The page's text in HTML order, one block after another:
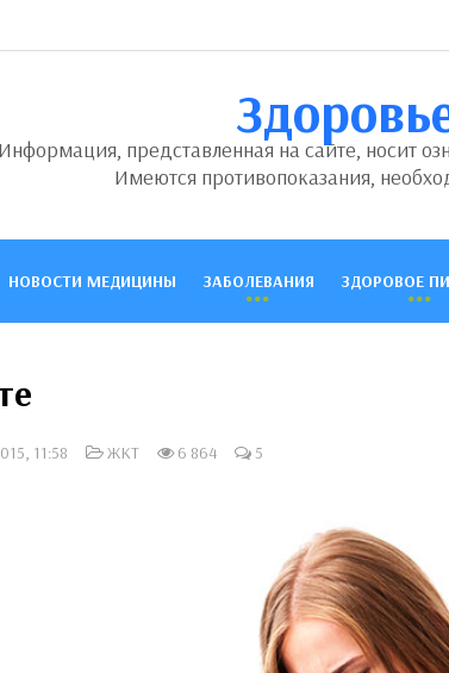
Информация, представленная на сайте, носит
Имеются противопоказания,
НОВОСТИ МЕДИЦИНЫ ЗАБОЛЕВАНИЯ ЗДОРОВОЕ
11:58 ЖКТ 6 864 5